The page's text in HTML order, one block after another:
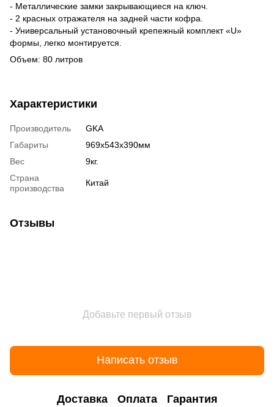
- Металлические замки закрывающиеся на ключ.
- 2 красных отражателя на задней части кофра.
- Универсальный установочный крепежный комплект «U»
формы, легко монтируется.
Объем: 80 литров
Характеристики
Производитель
GKA
Габариты
969х543х390мм
Вес
9кг.
Страна
производства
Китай
Отзывы
Добавьте первый отзыв
Написать отзыв
Доставка Оплата Гарантия